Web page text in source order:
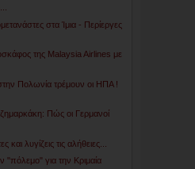
στα Ίμια - Περίεργες
της Malaysia Airlines με
Πολωνία τρέμουν οι ΗΠΑ !
Πώς οι Γερμανοί
και λυγίζεις τις αλήθειες...
"πόλεμο" για την Κριμαία